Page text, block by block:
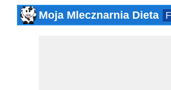
Moja Mlecznarnia Dieta